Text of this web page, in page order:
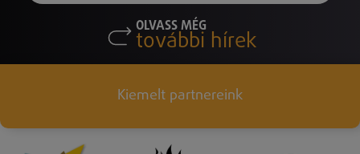
OLVASS MÉG
további hírek
Kiemelt partnereink